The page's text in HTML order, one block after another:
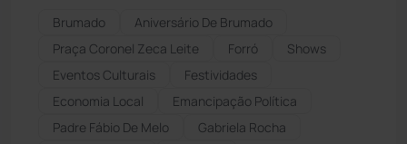
Brumado
Aniversário De Brumado
Praça Coronel Zeca Leite
Forró
Shows
Eventos Culturais
Festividades
Economia Local
Emancipação Política
Padre Fábio De Melo
Gabriela Rocha